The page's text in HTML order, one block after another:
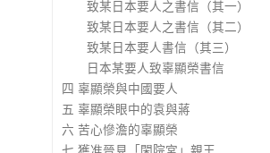
致某日本要人之書信（其一）
致某日本要人之書信（其二）
致某日本要人書信（其三）
日本某要人致辜顯榮書信
四 辜顯榮與中國要人
五 辜顯榮眼中的袁與蔣
六 苦心慘澹的辜顯榮